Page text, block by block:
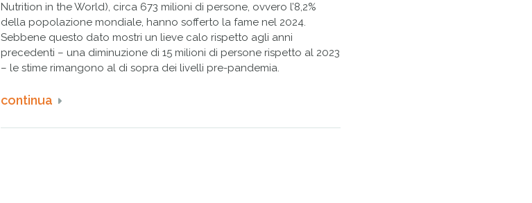
Nutrition in the World), circa 673 milioni di persone, ovvero l’8,2%
della popolazione mondiale, hanno sofferto la fame nel 2024.
Sebbene questo dato mostri un lieve calo rispetto agli anni
precedenti – una diminuzione di 15 milioni di persone rispetto al 2023
– le stime rimangono al di sopra dei livelli pre-pandemia.
continua